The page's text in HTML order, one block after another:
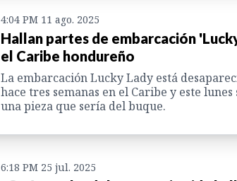
4:04 PM 11 ago. 2025
Hallan partes de embarcación
el Caribe hondureño
La embarcación Lucky Lady está
hace tres semanas en el Caribe y este
una pieza que sería del buque.
6:18 PM 25 jul. 2025